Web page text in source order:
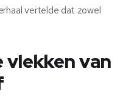
vertelde dat zowel
vlekken van